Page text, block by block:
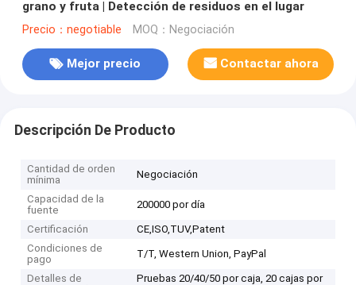
grano y fruta | Detección de residuos en el lugar
Precio：negotiable MOQ：Negociación
Mejor precio Contactar ahora
Descripción De Producto
Cantidad de orden
mínima
Negociación
Capacidad de la
fuente
200000 por día
Certificación
CE,ISO,TUV,Patent
Condiciones de
pago
T/T, Western Union, PayPal
Detalles de
Pruebas 20/40/50 por caja, 20 cajas por